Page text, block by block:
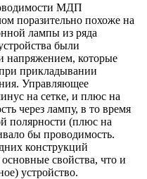
МДП
поразительно похоже на
лампы из ряда
были
напряжением, которые
прикладывании
Управляющее
на сетке, и плюс на
через лампу, в то время
полярности (плюс на
бы проводимость.
конструкций
свойства, что и
устройство.